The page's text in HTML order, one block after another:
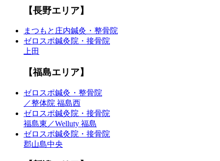
【長野エリア】
まつもと庄内鍼灸・整骨院
ゼロスポ鍼灸院・接骨院
上田
【福島エリア】
ゼロスポ鍼灸・整骨院
／整体院 福島西
ゼロスポ鍼灸院・接骨院
福島東／Welluty 福島
ゼロスポ鍼灸院・接骨院
郡山島中央